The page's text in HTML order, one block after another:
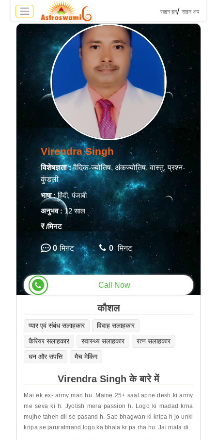
साइन इन/ साइन अप
Virendra Singh
विशेषज्ञता :वैदिक-ज्योतिष, अंकज्योतिष, वास्तु, प्रश्न-
कुंडली
भाषा :हिंदी, पंजाबी
अनुभव :12 साल
₹/मिनट
0 मिनट 0 मिनट
Call Now
कौशल
प्यार एवं संबंध सलाहकार
विवाह सलाहकार
कैरियर सलाहकार
स्वास्थ्य सलाहकार
रत्न सलाहकार
धन और संपत्ति
मैच मेकिंग
Virendra Singh के बारे में
Mai ek ex- army man hu. Maine 25+ saal apne desh ki army
me seva ki h. Jyotish mera passion h. Logo ki madad krna
mujhe taheh dil se pasand h. Sab bhagwan ki kripa h jo unki
kripa se jaruratmand logo ka bhala kr pa rha hu. Jai mata di.